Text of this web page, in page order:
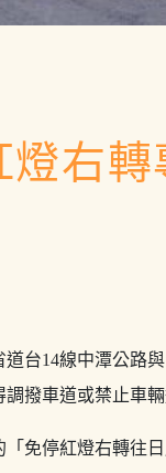
燈右
台14線中潭公路
撥車道或禁止車輛
免停紅燈右轉往